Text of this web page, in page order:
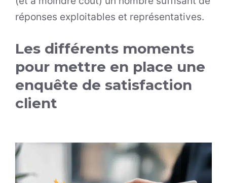
réponses exploitables et représentatives.
Les différents moments
pour mettre en place une
enquête de satisfaction
client